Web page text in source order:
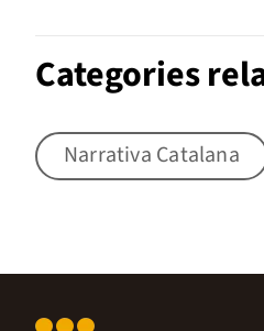
Categories
Narrativa Catalana